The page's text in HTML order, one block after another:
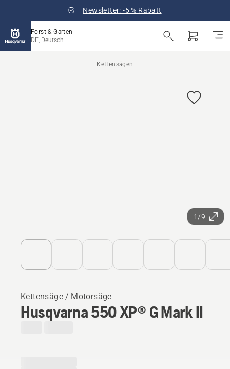
Newsletter: -5 % Rabatt
Forst & Garten
DE, Deutsch
Kettensägen
1/9
Kettensäge / Motorsäge
Husqvarna 550 XP® G Mark II